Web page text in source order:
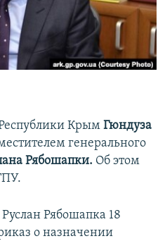
Крым Гюндуза
генерального
Рябошапки. Об этом
Рябошапка 18
о назначении